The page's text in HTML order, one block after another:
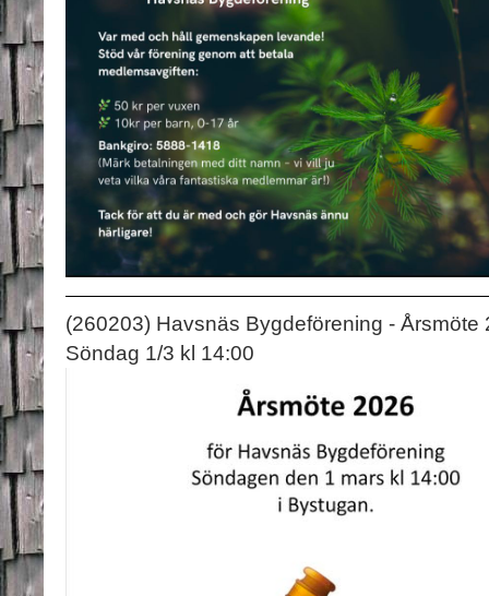
(260203) Havsnäs Bygdeförening -
Söndag 1/3 kl 14:00